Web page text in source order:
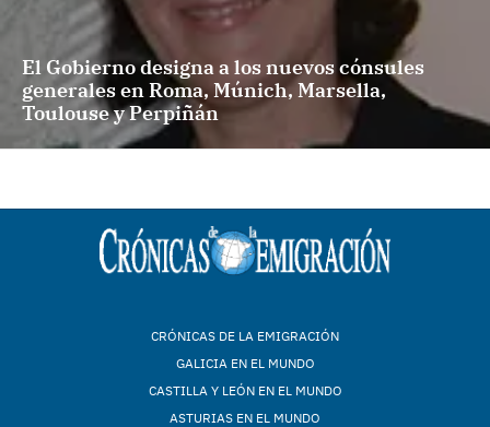
El Gobierno designa a los nuevos cónsules
generales en Roma, Múnich, Marsella,
Toulouse y Perpiñán
CRÓNICAS DE LA EMIGRACIÓN
GALICIA EN EL MUNDO
CASTILLA Y LEÓN EN EL MUNDO
ASTURIAS EN EL MUNDO